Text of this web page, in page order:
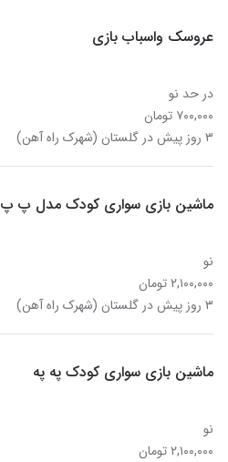
عروسک واسباب بازی
در حد نو
۷۰۰,۰۰۰ تومان
۳ روز پیش در گلستان (شهرک راه آهن)
ماشین بازی سواری کودک مدل پ پ
نو
۲,۱۰۰,۰۰۰ تومان
۳ روز پیش در گلستان (شهرک راه آهن)
ماشین بازی سواری کودک په په
نو
۲,۱۰۰,۰۰۰ تومان